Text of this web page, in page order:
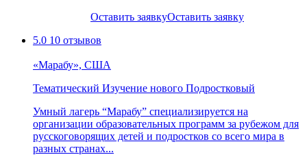
Оставить заявкуОставить заявку
5.0 10 отзывов
«Марабу», США
Тематический Изучение нового Подростковый
Умный лагерь “Марабу” специализируется на
организации образовательных программ за рубежом для
русскоговорящих детей и подростков со всего мира в
разных странах...